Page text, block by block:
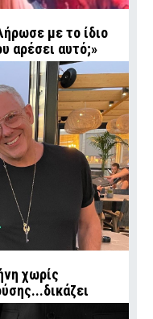
με το ίδιο
αρέσει αυτό;»
χωρίς